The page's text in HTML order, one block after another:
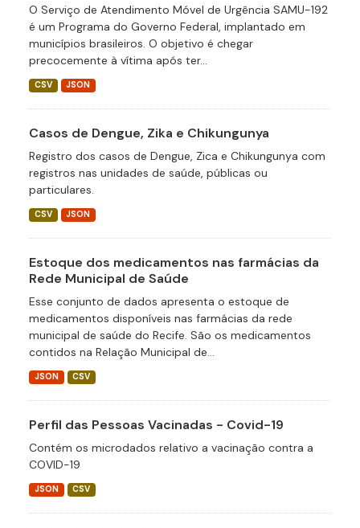
O Serviço de Atendimento Móvel de Urgência SAMU-192
é um Programa do Governo Federal, implantado em
municípios brasileiros. O objetivo é chegar
precocemente à vítima após ter...
CSV JSON
Casos de Dengue, Zika e Chikungunya
Registro dos casos de Dengue, Zica e Chikungunya com
registros nas unidades de saúde, públicas ou
particulares.
CSV JSON
Estoque dos medicamentos nas farmácias da
Rede Municipal de Saúde
Esse conjunto de dados apresenta o estoque de
medicamentos disponíveis nas farmácias da rede
municipal de saúde do Recife. São os medicamentos
contidos na Relação Municipal de...
JSON CSV
Perfil das Pessoas Vacinadas - Covid-19
Contém os microdados relativo a vacinação contra a
COVID-19
JSON CSV